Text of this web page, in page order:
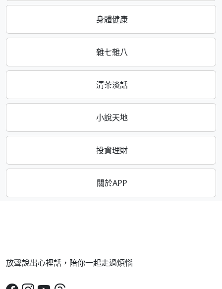
身體健康
雜七雜八
清茶淡話
小說天地
投資理財
關於APP
放聲說出心裡話，陪你一起走過煩惱